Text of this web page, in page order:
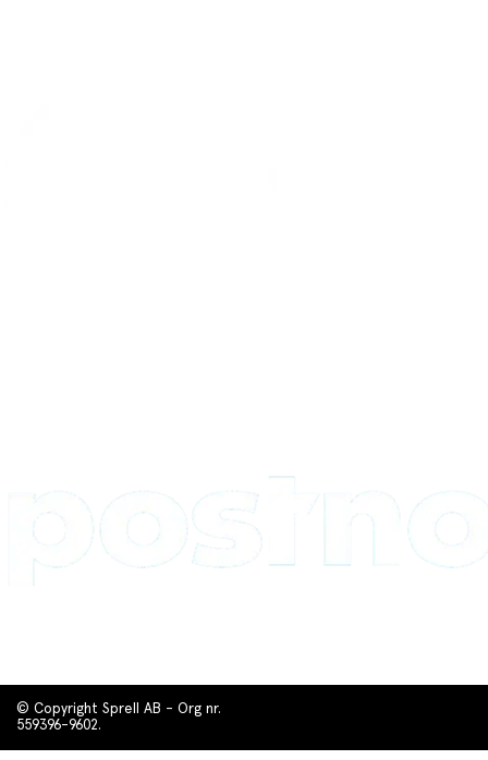
© Copyright Sprell AB - Org nr.
559396-9602.